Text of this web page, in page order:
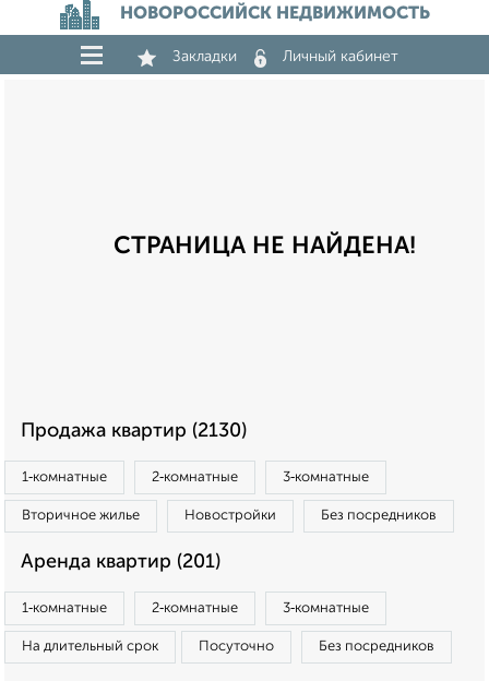
НОВОРОССИЙСК НЕДВИЖИМОСТЬ
Закладки Личный кабинет
СТРАНИЦА НЕ НАЙДЕНА!
Продажа квартир (2130)
1‑комнатные 2‑комнатные 3‑комнатные
Вторичное жилье Новостройки Без посредников
Аренда квартир (201)
1‑комнатные 2‑комнатные 3‑комнатные
На длительный срок Посуточно Без посредников